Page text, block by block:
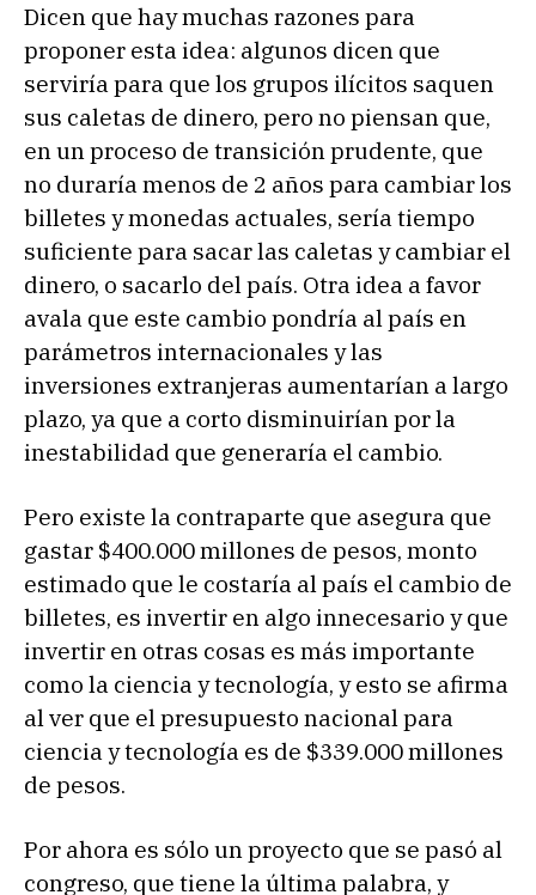
Dicen que hay muchas razones para
proponer esta idea: algunos dicen que
serviría para que los grupos ilícitos saquen
sus caletas de dinero, pero no piensan que,
en un proceso de transición prudente, que
no duraría menos de 2 años para cambiar los
billetes y monedas actuales, sería tiempo
suficiente para sacar las caletas y cambiar el
dinero, o sacarlo del país. Otra idea a favor
avala que este cambio pondría al país en
parámetros internacionales y las
inversiones extranjeras aumentarían a largo
plazo, ya que a corto disminuirían por la
inestabilidad que generaría el cambio.
Pero existe la contraparte que asegura que
gastar $400.000 millones de pesos, monto
estimado que le costaría al país el cambio de
billetes, es invertir en algo innecesario y que
invertir en otras cosas es más importante
como la ciencia y tecnología, y esto se afirma
al ver que el presupuesto nacional para
ciencia y tecnología es de $339.000 millones
de pesos.
Por ahora es sólo un proyecto que se pasó al
congreso, que tiene la última palabra, y